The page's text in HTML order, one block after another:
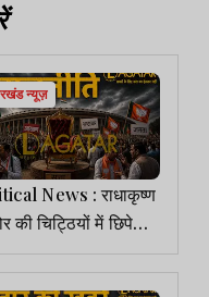
न्यूज़
News : राधाकृष्ण
की चिट्ठियों में छिपे
इशारे, CM का दिल्ली
चर्चा में